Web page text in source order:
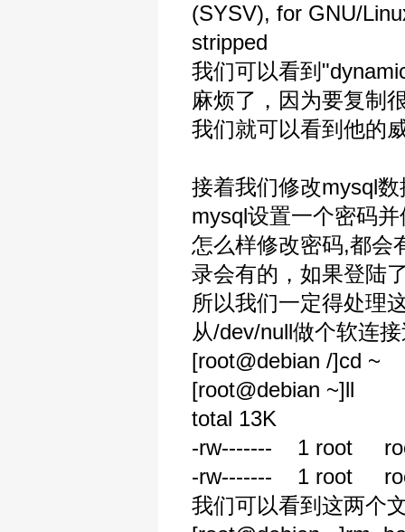
(SYSV), for GNU/
stripped
我们可以看到
麻烦了，因为要复制
我们就可以看到他的
接着我们修改mysql
mysql设置一个密码
怎么样修改密码,都会
录会有的，如果登陆
所以我们一定得处理
从/dev/null做个软连
[root@debian /]cd ~
[root@debian ~]ll
total 13K
-rw------- 1 root
-rw------- 1 root
我们可以看到这两个